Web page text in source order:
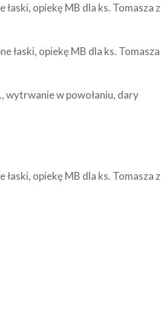
łaski, opiekę MB dla ks. Tomasza z
łaski, opiekę MB dla ks. Tomasza
wytrwanie w powołaniu, dary
łaski, opiekę MB dla ks. Tomasza z